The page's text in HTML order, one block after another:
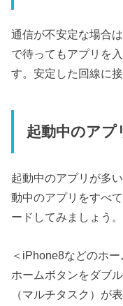
通信が不安定な場合
で待ってもアプリを
す。安定した回線に
起動中のアプ
起動中のアプリが多
動中のアプリをすべ
ードしてみましょう。
＜iPhone8などのホ
ホームボタンをダブ
（マルチタスク）が